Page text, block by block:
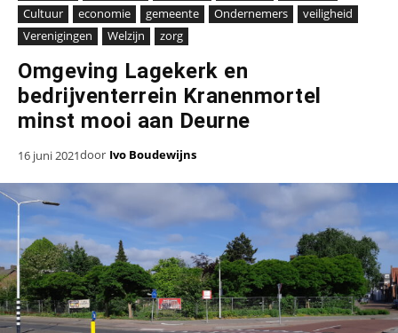
Cultuur
economie gemeente Ondernemers
veiligheid
Verenigingen
Welzijn zorg
Omgeving Lagekerk en
bedrijventerrein Kranenmortel
minst mooi aan Deurne
16 juni 2021door Ivo Boudewijns